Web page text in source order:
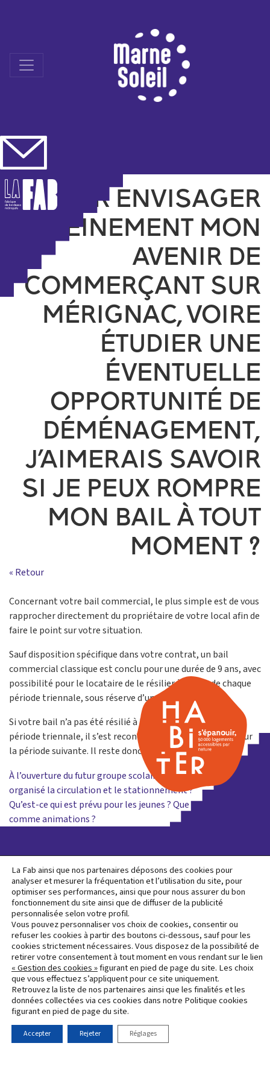
POUR ENVISAGER
SEREINEMENT MON
AVENIR DE
COMMERÇANT SUR
MÉRIGNAC, VOIRE
ÉTUDIER UNE
ÉVENTUELLE
OPPORTUNITÉ DE
DÉMÉNAGEMENT,
J’AIMERAIS SAVOIR
SI JE PEUX ROMPRE
MON BAIL À TOUT
MOMENT ?
« Retour
Concernant votre bail commercial, le plus simple est de vous
rapprocher directement du propriétaire de votre local afin de
faire le point sur votre situation.
Sauf disposition spécifique dans votre contrat, un bail
commercial classique est conclu pour une durée de 9 ans, avec
possibilité pour le locataire de le résilier à l’issue de chaque
période triennale, sous réserve d’un préavis de 6 mois.
Si votre bail n’a pas été résilié à l’échéance de la dernière
période triennale, il s’est reconduit automatiquement pour
la période suivante. Il reste donc en vigueur.
Navigation
de
l’article
À l’ouverture du futur groupe scolaire, comment sera
organisé la circulation et le stationnement ?
Qu’est-ce qui est prévu pour les jeunes ? Que vont-ils trouver
comme animations ?
L’opération d’aménagement Mérignac Soleil, plus
grande opération de renaturation en France, est
lauréate du programme national "Démonstrateurs de la
Ville Durable", piloté par France 2030.
AccueilMentions
légales
Protection
des
données
personnelles
Contact
La Fab ainsi que nos partenaires déposons des cookies pour
analyser et mesurer la fréquentation et l’utilisation du site, pour
optimiser ses performances, ainsi que pour nous assurer du bon
fonctionnement du site ainsi que de diffuser de la publicité
personnalisée selon votre profil.
Vous pouvez personnaliser vos choix de cookies, consentir ou
refuser les cookies à partir des boutons ci-dessous, sauf pour les
cookies strictement nécessaires. Vous disposez de la possibilité de
retirer votre consentement à tout moment en vous rendant sur le lien
« Gestion des cookies »figurant en pied de page du site. Les choix
que vous effectuez s’appliquent pour ce site uniquement.
Retrouvez la liste de nos partenaires ainsi que les finalités et les
données collectées via ces cookies dans notre Politique cookies
figurant en pied de page du site.
Accepter Rejeter Réglages